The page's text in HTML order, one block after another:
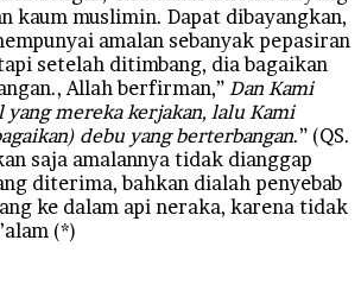
kaum muslimin. Dapat dibayangkan,
amalan sebanyak pepasiran
setelah ditimbang, dia bagaikan
Allah berfirman,” Dan Kami
yang mereka kerjakan, lalu Kami
debu yang berterbangan.” (QS.
saja amalannya tidak dianggap
diterima, bahkan dialah penyebab
ke dalam api neraka, karena tidak
(*)